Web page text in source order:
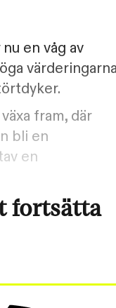
en våg av
fram, där
bli en
en
fortsätta